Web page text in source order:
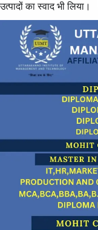
उत्पादों का स्वाद भी लिया।